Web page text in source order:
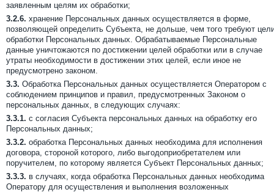
заявленным целям их обработки;
3.2.6. хранение Персональных данных осуществляется в форме,
позволяющей определить Субъекта, не дольше, чем того требуют
обработки Персональных данных. Обрабатываемые Персональные
данные уничтожаются по достижении целей обработки или в случае
утраты необходимости в достижении этих целей, если иное не
предусмотрено законом.
3.3. Обработка Персональных данных осуществляется Оператором с
соблюдением принципов и правил, предусмотренных Законом о
персональных данных, в следующих случаях:
3.3.1. с согласия Субъекта персональных данных на обработку его
Персональных данных;
3.3.2. обработка Персональных данных необходима для исполнения
договора, стороной которого, либо выгодоприобретателем или
поручителем, по которому является Субъект Персональных данных;
3.3.3. в случаях, когда обработка Персональных данных необходима
Оператору для осуществления и выполнения возложенных